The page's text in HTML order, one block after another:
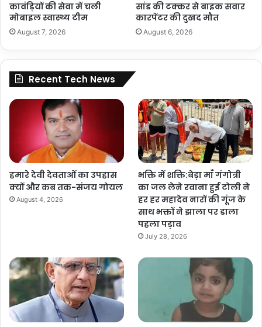
कावंड़ियों की सेवा में चली
मोबाइल स्वास्थ्य टीम
August 7, 2026
सांड की टक्कर से बाइक सवार
कारपेंटर की दुखद मौत
August 6, 2026
Recent Tech News
हमारे देवी देवताओं का उपहास
क्यों और कब तक-संजय गोयल
August 4, 2026
भक्ति में शक्ति:बेड़ा माँ गंगोत्री
का जल लेने रवाना हुई टोली ने
हर हर महादेव नारों की गूंज के
साथ भक्तों ने झाला पर डाला
पहला पड़ाव
July 28, 2026